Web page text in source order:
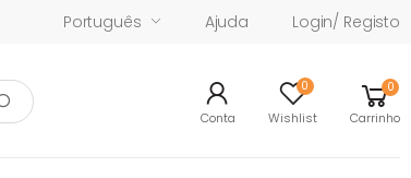
Português Ajuda Login/ Registo
Conta
0
Wishlist
0
Carrinho